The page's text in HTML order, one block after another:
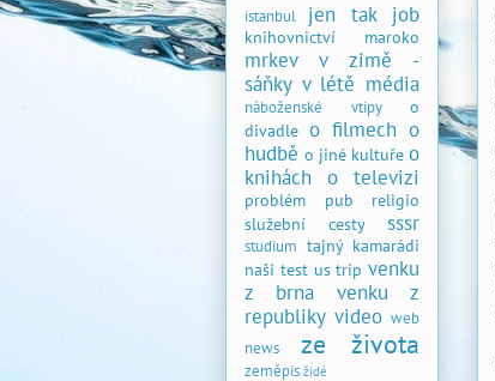
istanbul jen tak job
knihovnictví maroko
mrkev v zimě -
sáňky v létě média
náboženské vtipy
o
divadle o filmech o
hudbě o jiné kultuře o
knihách o televizi
problém pub
religio
služební cesty
sssr
studium tajný kamarádi
naši test us trip venku
z brna
venku z
republiky video web
news
ze života
zeměpis židé